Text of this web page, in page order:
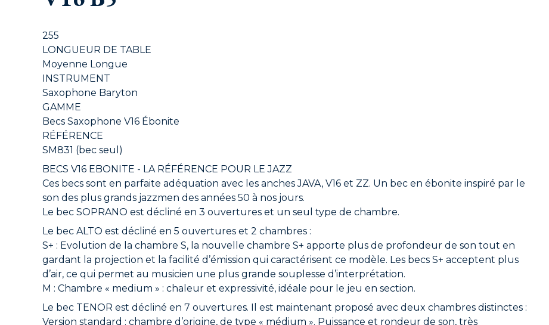
255
LONGUEUR DE TABLE
Moyenne Longue
INSTRUMENT
Saxophone Baryton
GAMME
Becs Saxophone V16 Ébonite
RÉFÉRENCE
SM831 (bec seul)
BECS V16 EBONITE - LA RÉFÉRENCE POUR LE JAZZ
Ces becs sont en parfaite adéquation avec les anches JAVA, V16 et ZZ. Un bec en ébonite inspiré par le
son des plus grands jazzmen des années 50 à nos jours.
Le bec SOPRANO est décliné en 3 ouvertures et un seul type de chambre.
Le bec ALTO est décliné en 5 ouvertures et 2 chambres :
S+ : Evolution de la chambre S, la nouvelle chambre S+ apporte plus de profondeur de son tout en
gardant la projection et la facilité d’émission qui caractérisent ce modèle. Les becs S+ acceptent plus
d’air, ce qui permet au musicien une plus grande souplesse d’interprétation.
M : Chambre « medium » : chaleur et expressivité, idéale pour le jeu en section.
Le bec TENOR est décliné en 7 ouvertures. Il est maintenant proposé avec deux chambres distinctes :
Version standard : chambre d’origine, de type « médium ». Puissance et rondeur de son, très